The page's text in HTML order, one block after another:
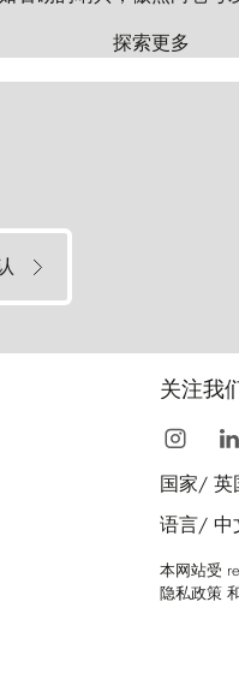
探索更多
关注我
国家/ 英
语言/ 中
本网站受
隐私政策